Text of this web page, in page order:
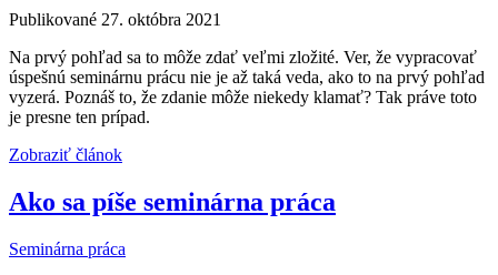
Publikované 27. októbra 2021
Na prvý pohľad sa to môže zdať veľmi zložité. Ver, že vypracovať
úspešnú seminárnu prácu nie je až taká veda, ako to na prvý pohľad
vyzerá. Poznáš to, že zdanie môže niekedy klamať? Tak práve toto
je presne ten prípad.
Zobraziť článok
Ako sa píše seminárna práca
Seminárna práca